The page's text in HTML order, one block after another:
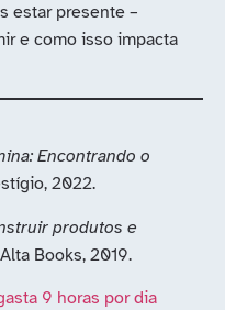
estar presente –
e como isso impacta
Encontrando o
2022.
produtos e
Alta Books, 2019.
9 horas por dia